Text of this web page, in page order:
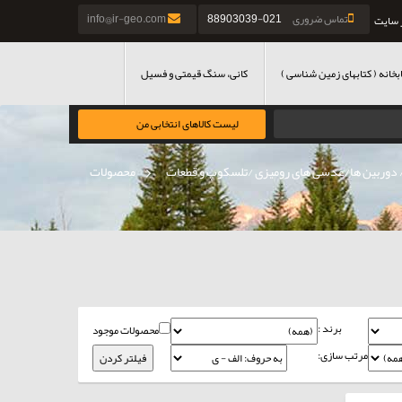
تماس ضروری 021-88903039 سایت
( کتابهای زمین شناسی ) کانی، سنگ قیمتی و فسیل
لیست کالاهای انتخابی من
دوربین ها/عدسی های رومیزی /تلسکوپ و قطعات » محصولات
برند :
محصولات موجود
مرتب سازی: